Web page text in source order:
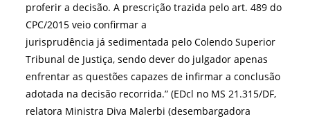
proferir a decisão. A prescrição trazida pelo art. 489 do
CPC/2015 veio confirmar a
jurisprudência já sedimentada pelo Colendo Superior
Tribunal de Justiça, sendo dever do julgador apenas
enfrentar as questões capazes de infirmar a conclusão
adotada na decisão recorrida.” (EDcl no MS 21.315/DF,
relatora Ministra Diva Malerbi (desembargadora